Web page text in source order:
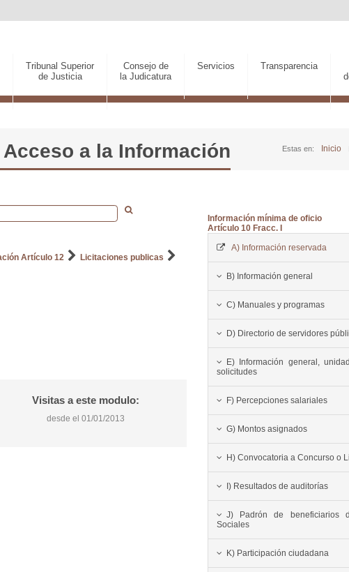
Tribunal Superior
de Justicia
Consejo de
la Judicatura
Servicios Transparencia
a la Información Estas en: Inicio
Artículo 12
Licitaciones publicas
Visitas a este modulo:
desde el 01/01/2013
Información mínima de oficio
Artículo 10 Fracc. I
A) Información reservada
B) Información general
C) Manuales y programas
D) Directorio de servidores
E) Información general,
solicitudes
F) Percepciones salariales
G) Montos asignados
H) Convocatoria a Concurso o
I) Resultados de auditorías
J) Padrón de beneficiarios
Sociales
K) Participación ciudadana